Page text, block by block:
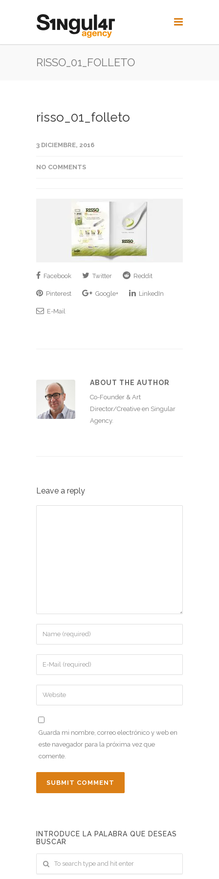
RISSO_01_FOLLETO
risso_01_folleto
3 DICIEMBRE, 2016
NO COMMENTS
Facebook Twitter Reddit
Pinterest Google+ LinkedIn
E-Mail
ABOUT THE AUTHOR
Co-Founder & Art
Director/Creative en Singular
Agency.
Leave a reply
Guarda mi nombre, correo electrónico y web en
este navegador para la próxima vez que
comente.
INTRODUCE LA PALABRA QUE DESEAS
BUSCAR